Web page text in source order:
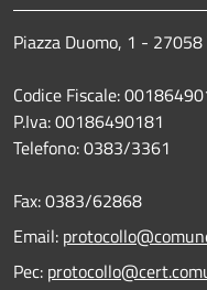
Piazza Duomo, 1 - 27058
Codice Fiscale:
P.Iva: 00186490181
Telefono:0383/3361
Fax:0383/62868
Email:
Pec: